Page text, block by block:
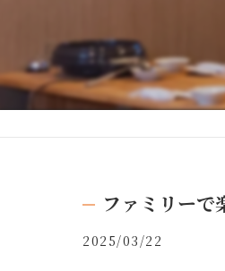
ファミリーで
2025/03/22